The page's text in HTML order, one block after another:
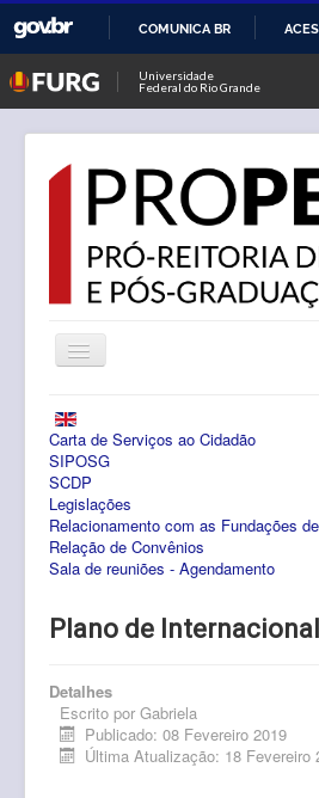
O
COMUNICA BR
Universidade
Federal do Rio Grande
Alternar
Navegação
Notícias
PROPESP
Pesquisa
Pós-Graduação
Internacionalização.
Editais
Comitês
Carta de Serviços ao Cidadão
SIPOSG
SCDP
Legislações
Relacionamento com as Fundações
Relação de Convênios
Sala de reuniões - Agendamento
Plano de
Detalhes
Escrito por Gabriela
Publicado: 08 Fevereiro 2019
Última Atualização: 18 Fevereiro